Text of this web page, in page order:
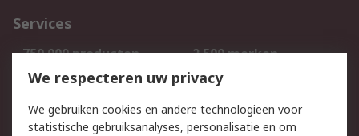
Services
750.000 producten
2.500 merken
Bestellen
Inkoopoplossingen
Track & Trace
We respecteren uw privacy
We gebruiken cookies en andere technologieën voor
statistische gebruiksanalyses, personalisatie en om